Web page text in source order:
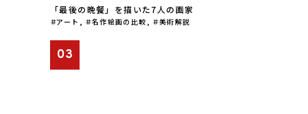
「最後の晩餐」を描いた7人の画家
アート , 名作絵画の比較 , 美術解説